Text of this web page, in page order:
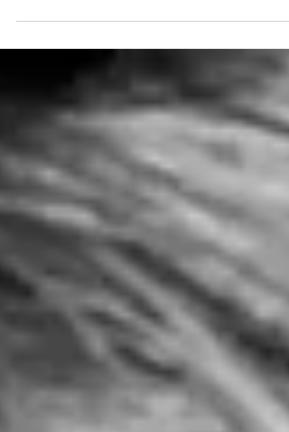
hermosa...